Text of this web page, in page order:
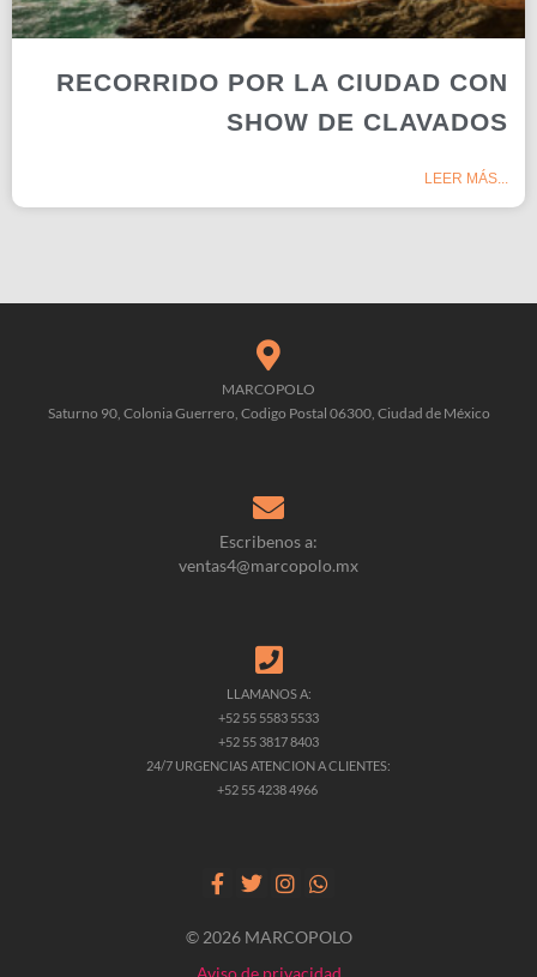
RECORRIDO POR LA CIUDAD CON
SHOW DE CLAVADOS
LEER MÁS...
MARCOPOLO
Saturno 90, Colonia Guerrero, Codigo Postal 06300, Ciudad de México
Escribenos a:
ventas4@marcopolo.mx
LLAMANOS A:
+52 55 5583 5533
+52 55 3817 8403
24/7 URGENCIAS ATENCION A CLIENTES:
+52 55 4238 4966
© 2026 MARCOPOLO
Aviso de privacidad